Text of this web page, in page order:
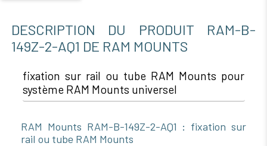
DESCRIPTION DU PRODUIT RAM-B-
149Z-2-AQ1 DE RAM MOUNTS
fixation sur rail ou tube RAM Mounts pour
système RAM Mounts universel
RAM Mounts RAM-B-149Z-2-AQ1 : fixation sur
rail ou tube RAM Mounts